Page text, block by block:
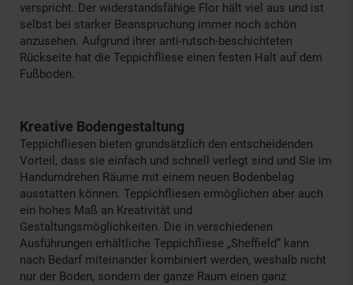
verspricht. Der widerstandsfähige Flor hält viel aus und ist
selbst bei starker Beanspruchung immer noch schön
anzusehen. Aufgrund ihrer anti-rutsch-beschichteten
Rückseite hat die Teppichfliese einen festen Halt auf dem
Fußboden.
Kreative Bodengestaltung
Teppichfliesen bieten grundsätzlich den entscheidenden
Vorteil, dass sie einfach und schnell verlegt sind und Sie im
Handumdrehen Räume mit einem neuen Bodenbelag
ausstatten können. Teppichfliesen ermöglichen aber auch
ein hohes Maß an Kreativität und
Gestaltungsmöglichkeiten. Die in verschiedenen
Ausführungen erhältliche Teppichfliese „Sheffield“ kann
nach Bedarf miteinander kombiniert werden, weshalb nicht
nur der Boden, sondern der ganze Raum einen ganz